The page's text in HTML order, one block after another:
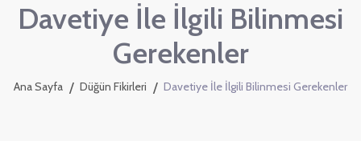
Davetiye İle İlgili Bilinmesi
Gerekenler
Ana Sayfa Düğün Fikirleri Davetiye İle İlgili Bilinmesi Gerekenler